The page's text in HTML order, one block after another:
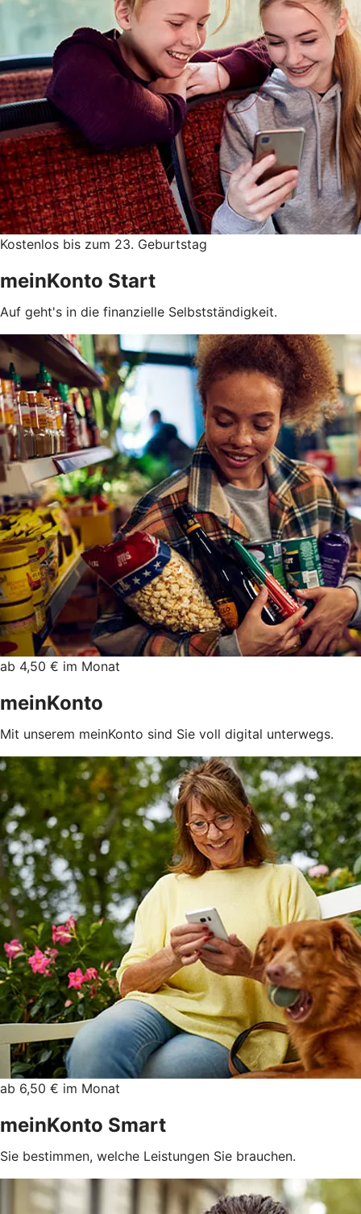
Kostenlos bis zum 23. Geburtstag
meinKonto Start
Auf geht's in die finanzielle Selbstständigkeit.
ab 4,50 € im Monat
meinKonto
Mit unserem meinKonto sind Sie voll digital unterwegs.
ab 6,50 € im Monat
meinKonto Smart
Sie bestimmen, welche Leistungen Sie brauchen.